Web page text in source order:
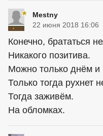
Mestny
22 июня 2018 16:06
Конечно, брататься
Никакого позитива.
Можно только днём и
Только тогда рухнет
Тогда заживём.
На обломках.